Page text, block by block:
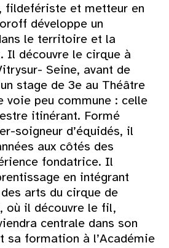
fildefériste et metteur en
développe un
le territoire et la
Il découvre le cirque à
Seine, avant de
stage de 3e au Théâtre
voie peu commune : celle
itinérant. Formé
soigneur d’équidés, il
aux côtés des
fondatrice. Il
en intégrant
arts du cirque de
où il découvre le fil,
centrale dans son
sa formation à l’Académie